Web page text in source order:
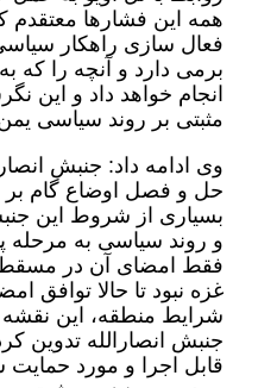
همه این فشارها معتقدم
فعال سازی راهکار
برمی دارد و آنچه را
انجام خواهد داد و این
مثبتی بر روند سیاسی
وی ادامه داد: جنبش
حل و فصل اوضاع گام بر
بسیاری از شروط این
و روند سیاسی به مرحله
فقط امضای آن در
غزه نبود تا حالا توافق
شرایط منطقه، این نقشه
جنبش انصارالله تدوین
قابل اجرا و مورد